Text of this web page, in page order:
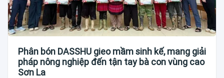
Phân bón DASSHU gieo mầm sinh kế, mang giải
pháp nông nghiệp đến tận tay bà con vùng cao
Sơn La